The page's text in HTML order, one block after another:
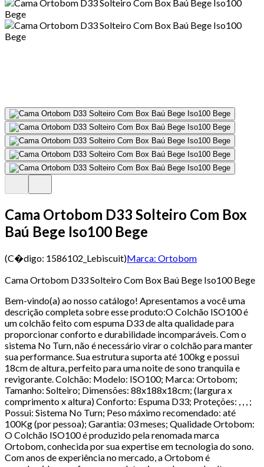
Cama Ortobom D33 Solteiro Com Box
Baú Bege Iso100 Bege
(C�digo: 1586102_Lebiscuit)Marca: Ortobom
Cama Ortobom D33 Solteiro Com Box Baú Bege Iso100 Bege
Bem-vindo(a) ao nosso catálogo! Apresentamos a você uma
descrição completa sobre esse produto:O Colchão ISO100 é
um colchão feito com espuma D33 de alta qualidade para
proporcionar conforto e durabilidade incomparáveis. Com o
sistema No Turn, não é necessário virar o colchão para manter
sua performance. Sua estrutura suporta até 100kg e possui
18cm de altura, perfeito para uma noite de sono tranquila e
revigorante. Colchão: Modelo: ISO100; Marca: Ortobom;
Tamanho: Solteiro; Dimensões: 88x188x18cm; (largura x
comprimento x altura) Conforto: Espuma D33; Proteções: , , , ;
Possui: Sistema No Turn; Peso máximo recomendado: até
100Kg (por pessoa); Garantia: 03 meses; Qualidade Ortobom:
O Colchão ISO100 é produzido pela renomada marca
Ortobom, conhecida por sua expertise em tecnologia do sono.
Com anos de experiência no mercado, a Ortobom é